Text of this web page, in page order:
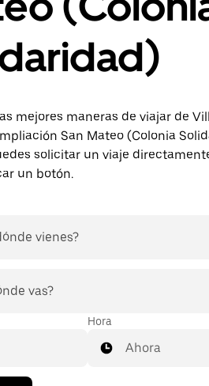
mejores maneras de viajar de
San Mateo (Colonia
solicitar un viaje
un botón.
vienes?
vas?
Hora
Ahora